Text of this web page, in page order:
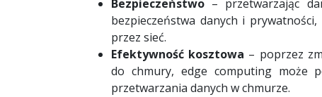
Bezpieczeństwo – przetwarzając
bezpieczeństwa danych i
przez sieć.
Efektywność kosztowa – poprzez
do chmury, edge computing może
przetwarzania danych w chmurze.